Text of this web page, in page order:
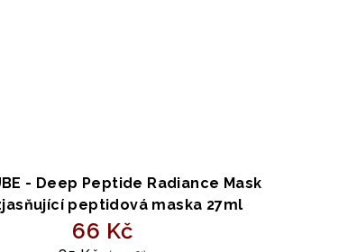
- Deep Peptide Radiance Mask
peptidová maska 27ml
66 Kč